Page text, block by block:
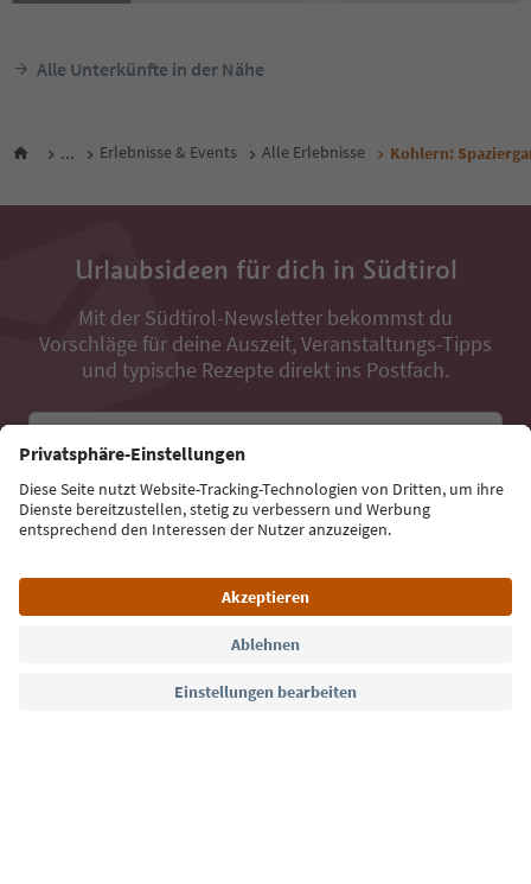
Alle Unterkünfte in der Nähe
... Erlebnisse & Events Alle Erlebnisse Kohlern:
Urlaubsideen für dich in Südtirol
Mit der Südtirol-Newsletter bekommst du
Vorschläge für deine Auszeit, Veranstaltungs-Tipps
und typische Rezepte direkt ins Postfach.
Jetzt anmelden